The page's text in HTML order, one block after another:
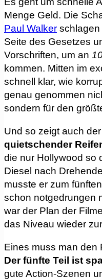
Menge Geld. Die
Paul Walker schlagen
Seite des Gesetzes
Vorschriften, um an
kommen. Mitten im
schnell klar, wie
genau genommen
sondern für den
Und so zeigt auch der
quietschender
die nur Hollywood so
Diesel nach
musste er zum
schon notgedrungen
war der Plan der
das Niveau wieder
Eines muss man
Der fünfte Teil ist
gute Action-Szenen